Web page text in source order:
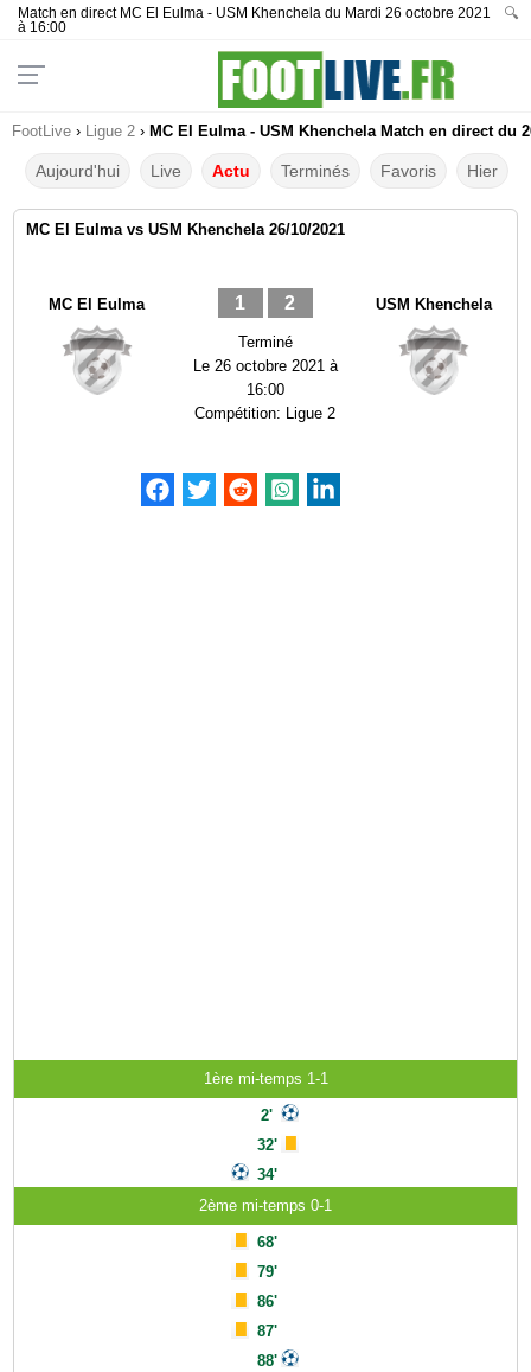
Match en direct MC El Eulma - USM Khenchela du Mardi 26 octobre 2021
à 16:00
🔍
FootLive › Ligue 2 › MC El Eulma - USM Khenchela Match en direct du
Aujourd'hui Live Actu Terminés Favoris Hier
MC El Eulma vs USM Khenchela 26/10/2021
MC El Eulma 1 2
Terminé
Le 26 octobre 2021 à
16:00
Compétition: Ligue 2
USM Khenchela
1ère mi-temps 1-1
2'
32'
34'
2ème mi-temps 0-1
68'
79'
86'
87'
88'